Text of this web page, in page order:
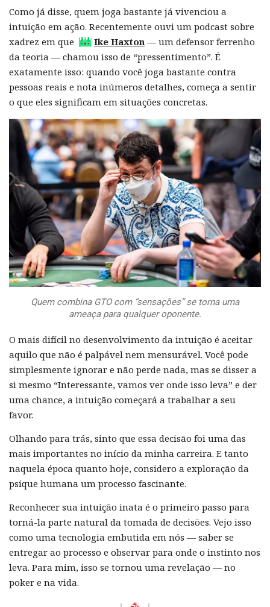
Como já disse, quem joga bastante já vivenciou a
intuição em ação. Recentemente ouvi um podcast sobre
xadrez em que
Ike Haxton — um defensor ferrenho
da teoria — chamou isso de “pressentimento”. É
exatamente isso: quando você joga bastante contra
pessoas reais e nota inúmeros detalhes, começa a sentir
o que eles significam em situações concretas.
Quem combina GTO com “sensações” se torna uma
ameaça para qualquer oponente.
O mais difícil no desenvolvimento da intuição é aceitar
aquilo que não é palpável nem mensurável. Você pode
simplesmente ignorar e não perde nada, mas se disser a
si mesmo “Interessante, vamos ver onde isso leva” e der
uma chance, a intuição começará a trabalhar a seu
favor.
Olhando para trás, sinto que essa decisão foi uma das
mais importantes no início da minha carreira. E tanto
naquela época quanto hoje, considero a exploração da
psique humana um processo fascinante.
Reconhecer sua intuição inata é o primeiro passo para
torná-la parte natural da tomada de decisões. Vejo isso
como uma tecnologia embutida em nós — saber se
entregar ao processo e observar para onde o instinto nos
leva. Para mim, isso se tornou uma revelação — no
poker e na vida.